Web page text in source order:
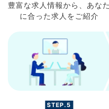
豊富な求人情報から、 あなた
に合った求人を ご紹介
STEP.5